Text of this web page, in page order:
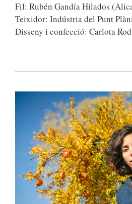
Fil: Rubén Gandía Hilados
Teixidor: Indústria del Punt
Disseny i confecció: Carlota